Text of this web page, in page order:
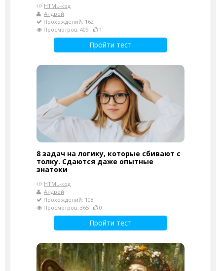
HTML-код
Андрей
Прохождений: 162
Просмотров: 409
1
Пройти тест
8 задач на логику, которые сбивают с
толку. Сдаются даже опытные
знатоки
HTML-код
Андрей
Прохождений: 108
Просмотров: 365
0
Пройти тест